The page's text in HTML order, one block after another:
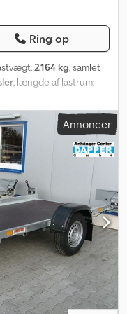
rigtige trailer? Vi har
Værkstedet er
også til
Derudover har
til trailere fra alle
vores hjemmeside
Ring op
2.164 kg, samlet
, længde af lastrum:
, geartype:mekanisk,
Tridem Trekantside-
2025) 2 års
Inkl.
/ del 2 & COC
bestillingsindgang
gennem vores
3.500 kg
kg Antal aksler: 3
Ladhøjde: 350 mm
Højlæsser (hjul
13-polet stik
Højdejusterbart træk
35 cm (3x)
Annoncer